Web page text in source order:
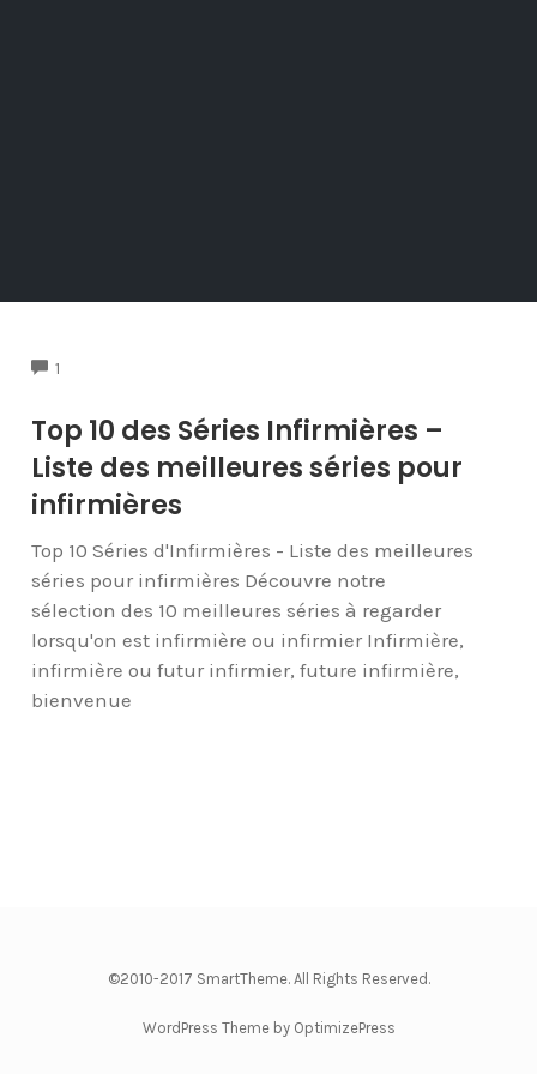
1
Top 10 des Séries Infirmières –
Liste des meilleures séries pour
infirmières
Top 10 Séries d'Infirmières - Liste des meilleures
séries pour infirmières Découvre notre
sélection des 10 meilleures séries à regarder
lorsqu'on est infirmière ou infirmier Infirmière,
infirmière ou futur infirmier, future infirmière,
bienvenue
©2010-2017 SmartTheme. All Rights Reserved.
WordPress Theme by OptimizePress